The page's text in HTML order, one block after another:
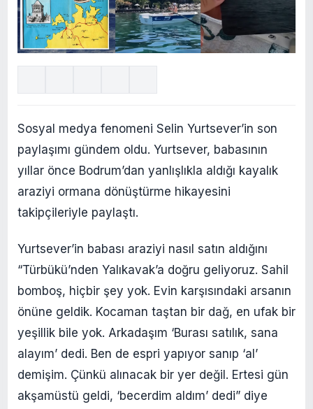
Sosyal medya fenomeni Selin Yurtsever’in son
paylaşımı gündem oldu. Yurtsever, babasının
yıllar önce Bodrum’dan yanlışlıkla aldığı kayalık
araziyi ormana dönüştürme hikayesini
takipçileriyle paylaştı.
Yurtsever’in babası araziyi nasıl satın aldığını
“Türbükü’nden Yalıkavak’a doğru geliyoruz. Sahil
bomboş, hiçbir şey yok. Evin karşısındaki arsanın
önüne geldik. Kocaman taştan bir dağ, en ufak bir
yeşillik bile yok. Arkadaşım ‘Burası satılık, sana
alayım’ dedi. Ben de espri yapıyor sanıp ‘al’
demişim. Çünkü alınacak bir yer değil. Ertesi gün
akşamüstü geldi, ‘becerdim aldım’ dedi” diye